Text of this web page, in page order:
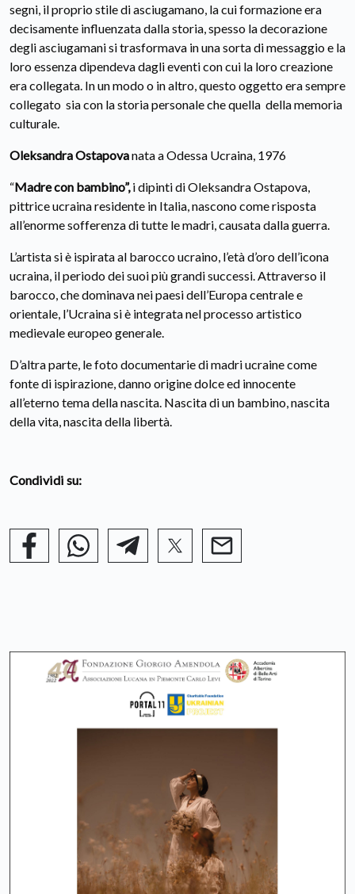
segni, il proprio stile di asciugamano, la cui formazione era
decisamente influenzata dalla storia, spesso la decorazione
degli asciugamani si trasformava in una sorta di messaggio e la
loro essenza dipendeva dagli eventi con cui la loro creazione
era collegata. In un modo o in altro, questo oggetto era sempre
collegato sia con la storia personale che quella della memoria
culturale.
Oleksandra Ostapovanata a Odessa Ucraina, 1976
“Madre con bambino”,i dipinti di Oleksandra Ostapova,
pittrice ucraina residente in Italia, nascono come risposta
all’enorme sofferenza di tutte le madri, causata dalla guerra.
L’artista si è ispirata al barocco ucraino, l’età d’oro dell’icona
ucraina, il periodo dei suoi più grandi successi. Attraverso il
barocco, che dominava nei paesi dell’Europa centrale e
orientale, l’Ucraina si è integrata nel processo artistico
medievale europeo generale.
D’altra parte, le foto documentarie di madri ucraine come
fonte di ispirazione, danno origine dolce ed innocente
all’eterno tema della nascita. Nascita di un bambino, nascita
della vita, nascita della libertà.
Condividi su: